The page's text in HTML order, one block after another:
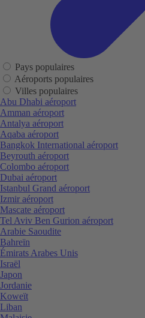
Pays populaires
Aéroports populaires
Villes populaires
Abu Dhabi aéroport
Amman aéroport
Antalya aéroport
Aqaba aéroport
Bangkok International aéroport
Beyrouth aéroport
Colombo aéroport
Dubai aéroport
Istanbul Grand aéroport
Izmir aéroport
Mascate aéroport
Tel Aviv Ben Gurion aéroport
Arabie Saoudite
Bahreïn
Émirats Arabes Unis
Israël
Japon
Jordanie
Koweït
Liban